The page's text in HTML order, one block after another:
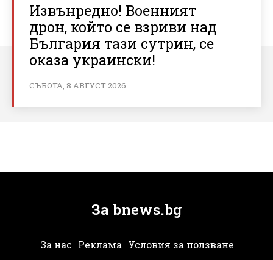
Извънредно! Военният
дрон, който се взриви над
България тази сутрин, се
оказа украински!
СЪБОТА, 8 АВГУСТ 2026
За bnews.bg
За нас Реклама Условия за ползване